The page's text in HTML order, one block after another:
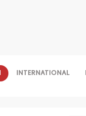
INTERNATIONAL